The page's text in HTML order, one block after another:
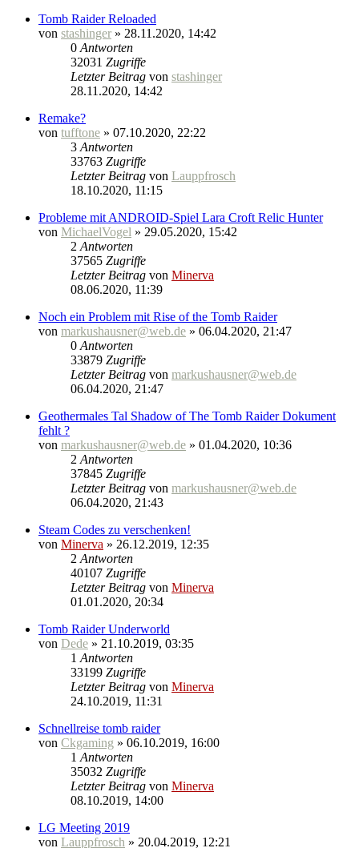
Tomb Raider Reloaded
von stashinger » 28.11.2020, 14:42
0 Antworten
32031 Zugriffe
Letzter Beitrag von stashinger
28.11.2020, 14:42
Remake?
von tufftone » 07.10.2020, 22:22
3 Antworten
33763 Zugriffe
Letzter Beitrag von Lauppfrosch
18.10.2020, 11:15
Probleme mit ANDROID-Spiel Lara Croft Relic Hunter
von MichaelVogel » 29.05.2020, 15:42
2 Antworten
37565 Zugriffe
Letzter Beitrag von Minerva
08.06.2020, 11:39
Noch ein Problem mit Rise of the Tomb Raider
von markushausner@web.de » 06.04.2020, 21:47
0 Antworten
33879 Zugriffe
Letzter Beitrag von markushausner@web.de
06.04.2020, 21:47
Geothermales Tal Shadow of The Tomb Raider Dokument
fehlt ?
von markushausner@web.de » 01.04.2020, 10:36
2 Antworten
37845 Zugriffe
Letzter Beitrag von markushausner@web.de
06.04.2020, 21:43
Steam Codes zu verschenken!
von Minerva » 26.12.2019, 12:35
2 Antworten
40107 Zugriffe
Letzter Beitrag von Minerva
01.01.2020, 20:34
Tomb Raider Underworld
von Dede » 21.10.2019, 03:35
1 Antworten
33199 Zugriffe
Letzter Beitrag von Minerva
24.10.2019, 11:31
Schnellreise tomb raider
von Ckgaming » 06.10.2019, 16:00
1 Antworten
35032 Zugriffe
Letzter Beitrag von Minerva
08.10.2019, 14:00
LG Meeting 2019
von Lauppfrosch » 20.04.2019, 12:21